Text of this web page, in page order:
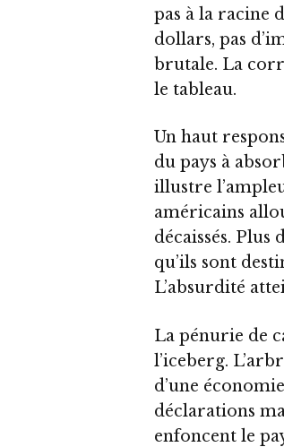
pas à la racine
dollars, pas
brutale. La
le tableau.
Un haut
du pays à
illustre
américains
décaissés.
qu’ils sont
L’absurdité
La pénurie de
l’iceberg.
d’une
déclarations
enfoncent le